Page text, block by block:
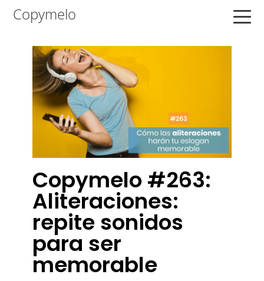
Saltar
navegación
principal
Saltar
contenido
principal
Saltar
principal
Copymelo
Copymelo #263:
Aliteraciones:
repite sonidos
para ser
memorable